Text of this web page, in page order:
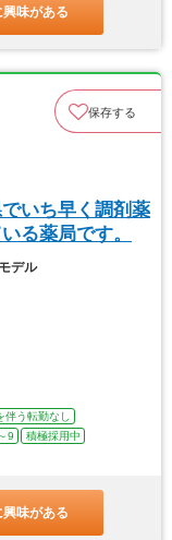
味がある
保存する
いち早く調剤薬
る薬局です。
デル
う転勤なし
9
積極採用中
味がある